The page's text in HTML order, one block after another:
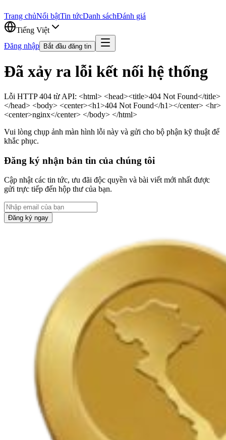
Trang chủNổi bậtTin tứcDanh sáchĐánh giá
Tiếng Việt
Đăng nhập
Bắt đầu đăng tin
Đã xảy ra lỗi kết nối hệ thống
Lỗi HTTP 404 từ API: <html> <head><title>404 Not Found</title>
</head> <body> <center><h1>404 Not Found</h1></center> <hr>
<center>nginx</center> </body> </html>
Vui lòng chụp ảnh màn hình lỗi này và gửi cho bộ phận kỹ thuật để
khắc phục.
Đăng ký nhận bản tin của chúng tôi
Cập nhật các tin tức, ưu đãi độc quyền và bài viết mới nhất được
gửi trực tiếp đến hộp thư của bạn.
Đăng ký ngay